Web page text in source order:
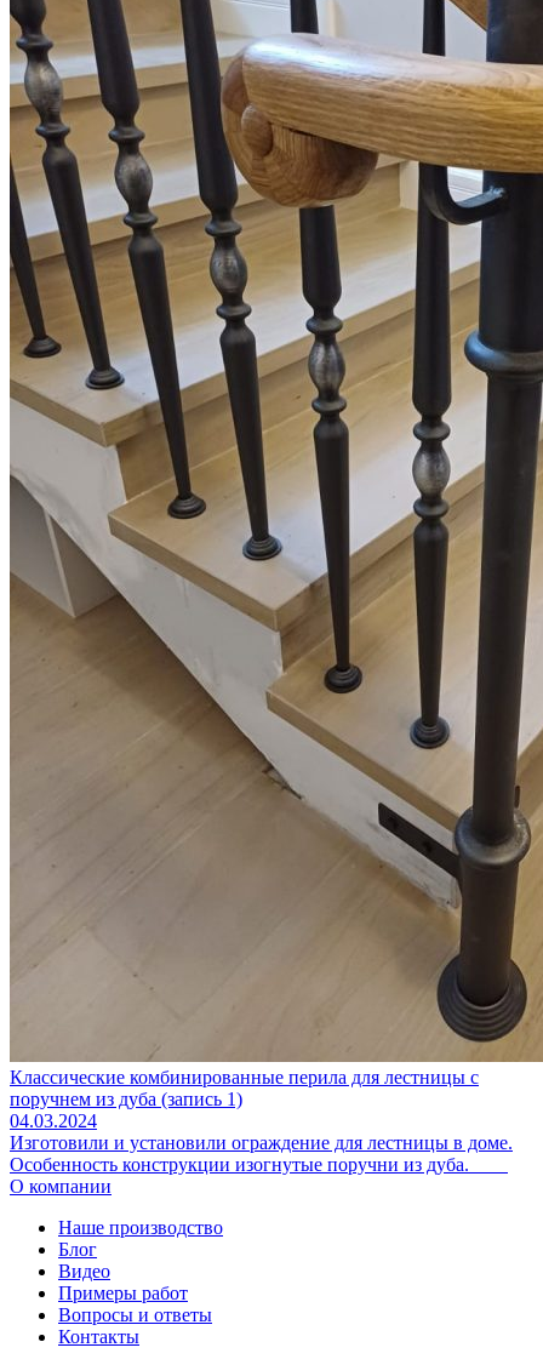
Классические комбинированные перила для лестницы с
поручнем из дуба (запись 1)
04.03.2024
Изготовили и установили ограждение для лестницы в доме.
Особенность конструкции изогнутые поручни из дуба.
О компании
Наше производство
Блог
Видео
Примеры работ
Вопросы и ответы
Контакты